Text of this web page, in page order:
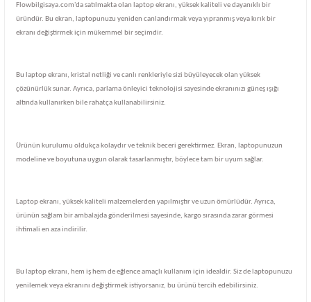
Flowbilgisaya.com'da satılmakta olan laptop ekranı, yüksek kaliteli ve dayanıklı bir
üründür. Bu ekran, laptopunuzu yeniden canlandırmak veya yıpranmış veya kırık bir
ekranı değiştirmek için mükemmel bir seçimdir.
Bu laptop ekranı, kristal netliği ve canlı renkleriyle sizi büyüleyecek olan yüksek
çözünürlük sunar. Ayrıca, parlama önleyici teknolojisi sayesinde ekranınızı güneş ışığı
altında kullanırken bile rahatça kullanabilirsiniz.
Ürünün kurulumu oldukça kolaydır ve teknik beceri gerektirmez. Ekran, laptopunuzun
modeline ve boyutuna uygun olarak tasarlanmıştır, böylece tam bir uyum sağlar.
Laptop ekranı, yüksek kaliteli malzemelerden yapılmıştır ve uzun ömürlüdür. Ayrıca,
ürünün sağlam bir ambalajda gönderilmesi sayesinde, kargo sırasında zarar görmesi
ihtimali en aza indirilir.
Bu laptop ekranı, hem iş hem de eğlence amaçlı kullanım için idealdir. Siz de laptopunuzu
yenilemek veya ekranını değiştirmek istiyorsanız, bu ürünü tercih edebilirsiniz.